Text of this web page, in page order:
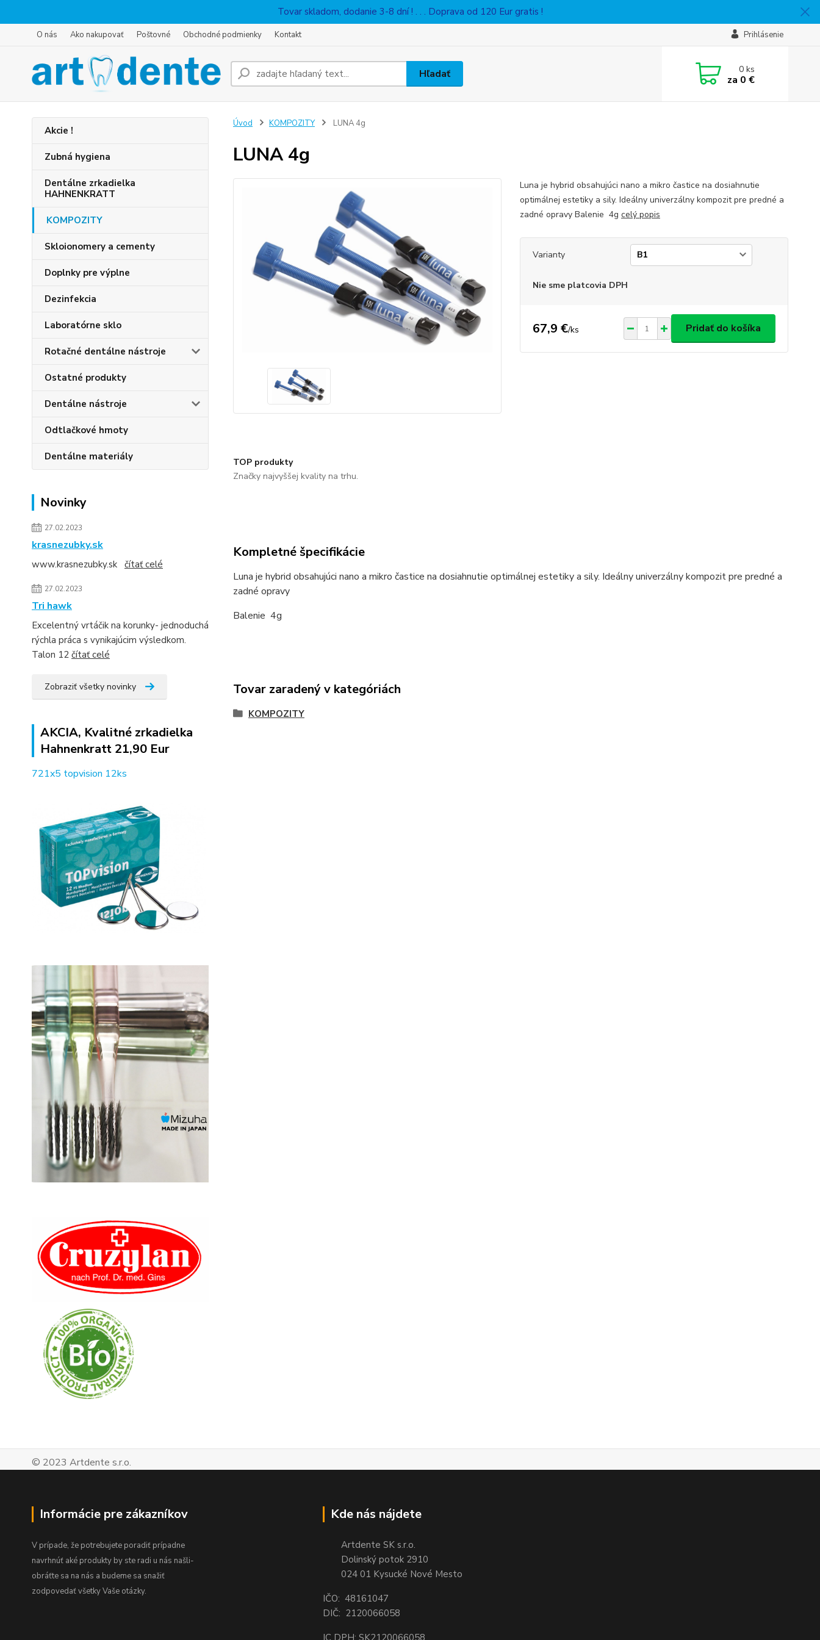
Tovar skladom, dodanie 3-8 dní ! . . . Doprava od 120 Eur gratis !
O nás Ako nakupovať Poštovné Obchodné podmienky Kontakt Prihlásenie
Hľadať 0ks
za 0 €
Akcie !
Zubná hygiena
Dentálne zrkadielka
HAHNENKRATT
KOMPOZITY
Skloionomery a cementy
Doplnky pre výplne
Dezinfekcia
Laboratórne sklo
Rotačné dentálne nástroje
Ostatné produkty
Dentálne nástroje
Odtlačkové hmoty
Dentálne materiály
Novinky
27.02.2023
krasnezubky.sk
www.krasnezubky.sk čítať celé
27.02.2023
Tri hawk
Excelentný vrtáčik na korunky- jednoduchá
rýchla práca s vynikajúcim výsledkom.
Talon 12 čítať celé
Zobraziť všetky novinky
AKCIA, Kvalitné zrkadielka
Hahnenkratt 21,90 Eur
721x5 topvision 12ks
Úvod KOMPOZITY LUNA 4g
LUNA 4g
Luna je hybrid obsahujúci nano a mikro častice na dosiahnutie
optimálnej estetiky a sily. Ideálny univerzálny kompozit pre predné a
zadné opravy Balenie 4g celý popis
Varianty
Nie sme platcovia DPH
67,9 €/ks Pridať do košíka
TOP produkty
Značky najvyššej kvality na trhu.
Kompletné špecifikácie
Luna je hybrid obsahujúci nano a mikro častice na dosiahnutie optimálnej estetiky a sily. Ideálny univerzálny kompozit pre predné a
zadné opravy
Balenie 4g
Tovar zaradený v kategóriách
KOMPOZITY
© 2023 Artdente s.r.o.
Informácie pre zákazníkov
V prípade, že potrebujete poradiť prípadne
navrhnúť aké produkty by ste radi u nás našli-
obráťte sa na nás a budeme sa snažiť
zodpovedať všetky Vaše otázky.
Kde nás nájdete
Artdente SK s.r.o.
Dolinský potok 2910
024 01 Kysucké Nové Mesto
IČO: 48161047
DIČ: 2120066058
IC DPH: SK2120066058